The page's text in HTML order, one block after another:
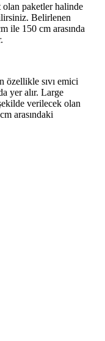
paketler halinde
Belirlenen
ile 150 cm arasında
özellikle sıvı emici
yer alır. Large
verilecek olan
arasındaki